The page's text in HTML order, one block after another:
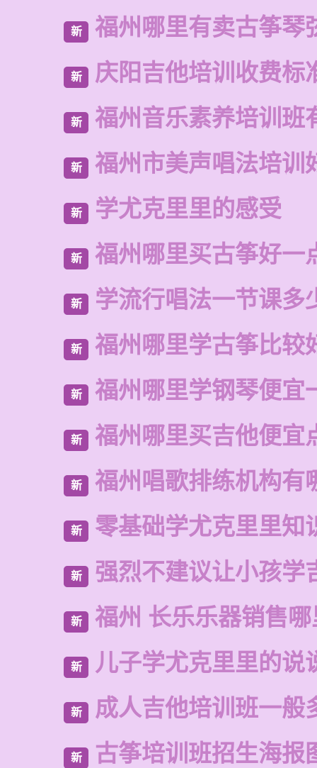
新 福州哪里有卖古筝琴
新 庆阳吉他培训收费标
新 福州音乐素养培训班
新 福州市美声唱法培训
新 学尤克里里的感受
新 福州哪里买古筝好一
新 学流行唱法一节课多
新 福州哪里学古筝比较
新 福州哪里学钢琴便宜
新 福州哪里买吉他便宜
新 福州唱歌排练机构有
新 零基础学尤克里里知
新 强烈不建议让小孩学
新 福州 长乐乐器销售
新 儿子学尤克里里的说
新 成人吉他培训班一般
新 古筝培训班招生海报